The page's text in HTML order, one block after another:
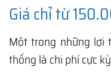
Giá chỉ từ
Một trong những lợi
thống là chi phí cực